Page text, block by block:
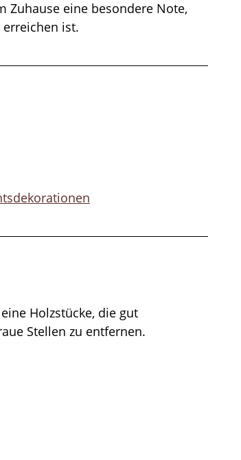
Zuhause eine besondere Note,
ist.
Holzstücke, die gut
Stellen zu entfernen.